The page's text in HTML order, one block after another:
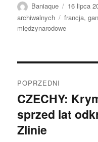
Autor
Baniaque
Data
publikacji
16 lipca
archiwalnych
Tagi
francja,
międzynarodowe
wpisu
POPRZEDNI
Poprzedni
wpis:
CZECHY:
sprzed lat
Zlinie